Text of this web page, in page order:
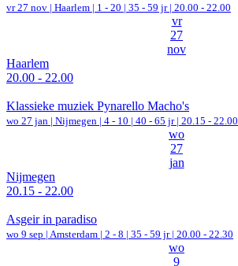
vr 27 nov | Haarlem | 1 - 20 | 35 - 59 jr | 20.00 - 22.00
vr
27
nov
Haarlem
20.00 - 22.00
Klassieke muziek Pynarello Macho's
wo 27 jan | Nijmegen | 4 - 10 | 40 - 65 jr | 20.15 - 22.00
wo
27
jan
Nijmegen
20.15 - 22.00
Asgeir in paradiso
wo 9 sep | Amsterdam | 2 - 8 | 35 - 59 jr | 20.00 - 22.30
wo
9